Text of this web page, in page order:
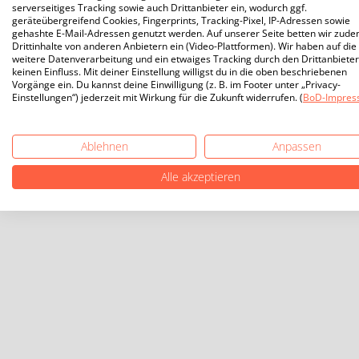
serverseitiges Tracking sowie auch Drittanbieter ein, wodurch ggf.
geräteübergreifend Cookies, Fingerprints, Tracking-Pixel, IP-Adressen sowie
gehashte E-Mail-Adressen genutzt werden. Auf unserer Seite betten wir
Drittinhalte von anderen Anbietern ein (Video-Plattformen). Wir haben auf die
weitere Datenverarbeitung und ein etwaiges Tracking durch den Drittanbieter
keinen Einfluss. Mit deiner Einstellung willigst du in die oben beschriebenen
Vorgänge ein. Du kannst deine Einwilligung (z. B. im Footer unter „Privacy-
Einstellungen“) jederzeit mit Wirkung für die Zukunft widerrufen. (BoD-
Ablehnen
Anpassen
Alle akzeptieren